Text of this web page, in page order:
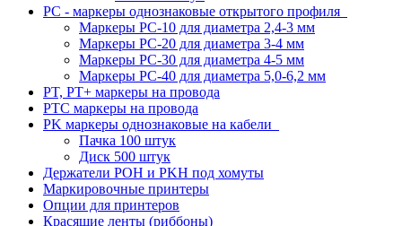
PC - маркеры однознаковые открытого профиля
Маркеры PC-10 для диаметра 2,4-3 мм
Маркеры PC-20 для диаметра 3-4 мм
Маркеры PC-30 для диаметра 4-5 мм
Маркеры PC-40 для диаметра 5,0-6,2 мм
PT, PT+ маркеры на провода
PTC маркеры на провода
PK маркеры однознаковые на кабели
Пачка 100 штук
Диск 500 штук
Держатели POH и PKH под хомуты
Маркировочные принтеры
Опции для принтеров
Красящие ленты (риббоны)